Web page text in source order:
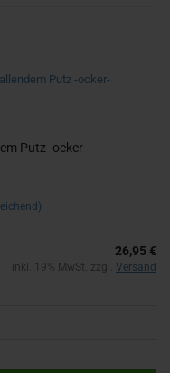
Putz -​ocker-​
26,95 €
inkl. 19% MwSt. zzgl. Versand